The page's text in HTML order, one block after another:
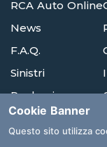
RCA Auto Online
News
F.A.Q.
Sinistri
Reclami
Agenzie
Cookie Banner
Questo sito utilizza